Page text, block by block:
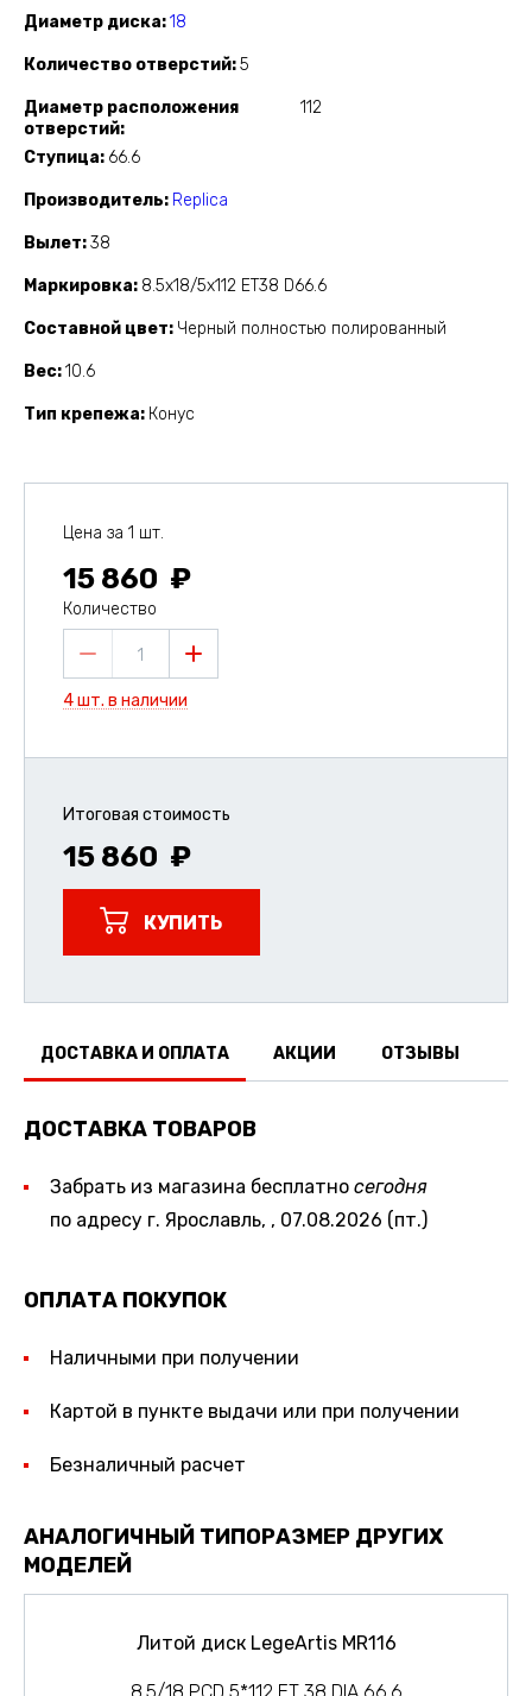
Диаметр диска 18
Количество отверстий 5
Диаметр расположения
отверстий
112
Ступица 66.6
Производитель Replica
Вылет 38
Маркировка 8.5x18/5x112 ET38 D66.6
Составной цвет Черный полностью полированный
Вес 10.6
Тип крепежа Конус
Цена за 1 шт.
15 860
Количество
1
4 шт. в наличии
Итоговая стоимость
15 860
КУПИТЬ
ДОСТАВКА И ОПЛАТА АКЦИИ ОТЗЫВЫ
ДОСТАВКА ТОВАРОВ
Забрать из магазина бесплатно сегодня
по адресу г. Ярославль, , 07.08.2026 (пт.)
ОПЛАТА ПОКУПОК
Наличными при получении
Картой в пункте выдачи или при получении
Безналичный расчет
АНАЛОГИЧНЫЙ ТИПОРАЗМЕР ДРУГИХ
МОДЕЛЕЙ
Литой диск LegeArtis MR116
8.5/18 PCD 5*112 ET 38 DIA 66.6